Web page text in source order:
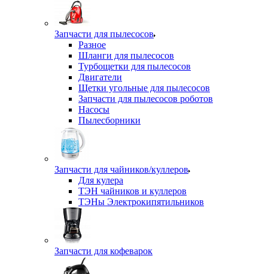
Запчасти для пылесосов
Разное
Шланги для пылесосов
Турбощетки для пылесосов
Двигатели
Щетки угольные для пылесосов
Запчасти для пылесосов роботов
Насосы
Пылесборники
Запчасти для чайников/куллеров
Для кулера
ТЭН чайников и куллеров
ТЭНы Электрокипятильников
Запчасти для кофеварок